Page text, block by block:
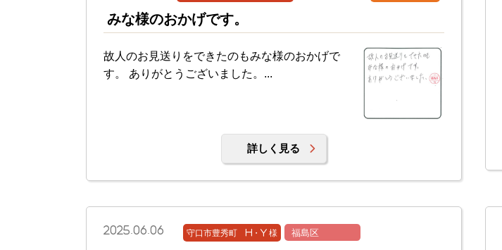
みな様のおかげです。
故人のお見送りをできたのもみな様のおかげで
す。 ありがとうございました。...
詳しく見る
2025.06.06 守口市豊秀町 H・Y 様 福島区